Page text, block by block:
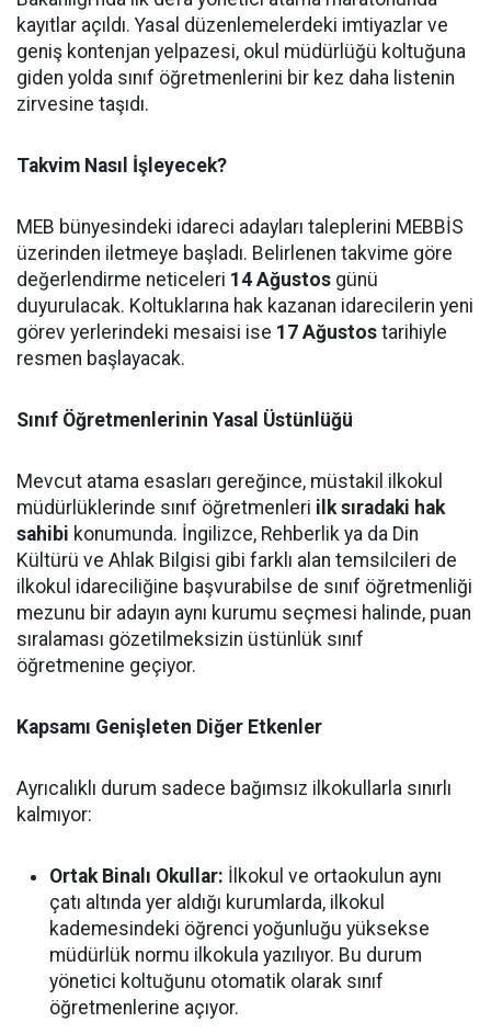
kayıtlar açıldı. Yasal düzenlemelerdeki imtiyazlar ve
geniş kontenjan yelpazesi, okul müdürlüğü koltuğuna
giden yolda sınıf öğretmenlerini bir kez daha listenin
zirvesine taşıdı.
Takvim Nasıl İşleyecek?
MEB bünyesindeki idareci adayları taleplerini MEBBİS
üzerinden iletmeye başladı. Belirlenen takvime göre
değerlendirme neticeleri 14 Ağustos günü
duyurulacak. Koltuklarına hak kazanan idarecilerin yeni
görev yerlerindeki mesaisi ise 17 Ağustos tarihiyle
resmen başlayacak.
Sınıf Öğretmenlerinin Yasal Üstünlüğü
Mevcut atama esasları gereğince, müstakil ilkokul
müdürlüklerinde sınıf öğretmenleri ilk sıradaki hak
sahibi konumunda. İngilizce, Rehberlik ya da Din
Kültürü ve Ahlak Bilgisi gibi farklı alan temsilcileri de
ilkokul idareciliğine başvurabilse de sınıf öğretmenliği
mezunu bir adayın aynı kurumu seçmesi halinde, puan
sıralaması gözetilmeksizin üstünlük sınıf
öğretmenine geçiyor.
Kapsamı Genişleten Diğer Etkenler
Ayrıcalıklı durum sadece bağımsız ilkokullarla sınırlı
kalmıyor:
Ortak Binalı Okullar: İlkokul ve ortaokulun aynı
çatı altında yer aldığı kurumlarda, ilkokul
kademesindeki öğrenci yoğunluğu yüksekse
müdürlük normu ilkokula yazılıyor. Bu durum
yönetici koltuğunu otomatik olarak sınıf
öğretmenlerine açıyor.